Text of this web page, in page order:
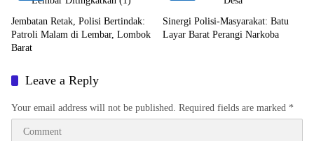
Jembatan Retak, Polisi Bertindak:
Patroli Malam di Lembar, Lombok
Barat
Sinergi Polisi-Masyarakat: Batu
Layar Barat Perangi Narkoba
Leave a Reply
Your email address will not be published. Required fields are marked *